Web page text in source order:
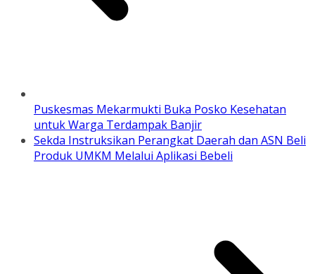
Puskesmas Mekarmukti Buka Posko Kesehatan
untuk Warga Terdampak Banjir
Sekda Instruksikan Perangkat Daerah dan ASN Beli
Produk UMKM Melalui Aplikasi Bebeli